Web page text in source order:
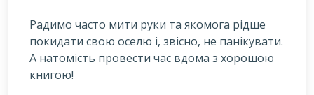
Радимо часто мити руки та якомога рідше
покидати свою оселю і, звісно, не панікувати.
А натомість провести час вдома з хорошою
книгою!